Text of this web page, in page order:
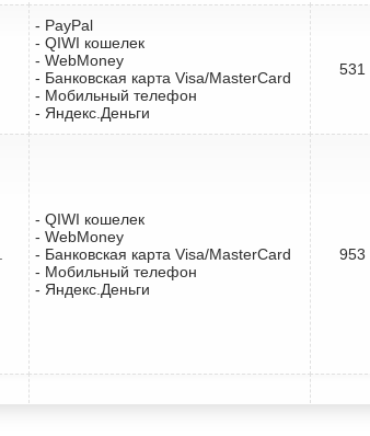
- PayPal
- QIWI кошелек
- WebMoney
- Банковская карта Visa/MasterCard
- Мобильный телефон
- Яндекс.Деньги
531
- QIWI кошелек
- WebMoney
- Банковская карта Visa/MasterCard
- Мобильный телефон
- Яндекс.Деньги
953